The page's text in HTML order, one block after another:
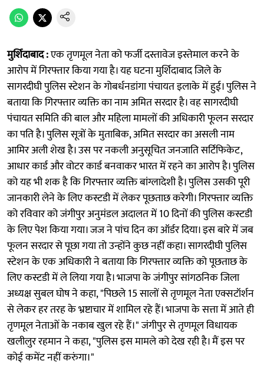
मुर्शिदाबाद :एक तृणमूल नेता को फर्जी दस्तावेज इस्तेमाल करने के
आरोप में गिरफ्तार किया गया है। यह घटना मुर्शिदाबाद जिले के
सागरदीघी पुलिस स्टेशन के गोबर्धनडांगा पंचायत इलाके में हुई। पुलिस ने
बताया कि गिरफ्तार व्यक्ति का नाम अमित सरदार है। वह सागरदीघी
पंचायत समिति की बाल और महिला मामलों की अधिकारी फूलन सरदार
का पति है। पुलिस सूत्रों के मुताबिक, अमित सरदार का असली नाम
आमिर अली शेख है। उस पर नकली अनुसूचित जनजाति सर्टिफिकेट,
आधार कार्ड और वोटर कार्ड बनवाकर भारत में रहने का आरोप है। पुलिस
को यह भी शक है कि गिरफ्तार व्यक्ति बांग्लादेशी है। पुलिस उसकी पूरी
जानकारी लेने के लिए कस्टडी में लेकर पूछताछ करेगी। गिरफ्तार व्यक्ति
को रविवार को जंगीपुर अनुमंडल अदालत में 10 दिनों की पुलिस कस्टडी
के लिए पेश किया गया। जज ने पांच दिन का ऑर्डर दिया। इस बारे में जब
फूलन सरदार से पूछा गया तो उन्होंने कुछ नहीं कहा। सागरदीघी पुलिस
स्टेशन के एक अधिकारी ने बताया कि गिरफ्तार व्यक्ति को पूछताछ के
लिए कस्टडी में ले लिया गया है। भाजपा के जंगीपुर सांगठनिक जिला
अध्यक्ष सुबल घोष ने कहा, "पिछले 15 सालों से तृणमूल नेता एक्सटॉर्शन
से लेकर हर तरह के भ्रष्टाचार में शामिल रहे हैं। भाजपा के सत्ता में आते ही
तृणमूल नेताओं के नकाब खुल रहे हैं।" जंगीपुर से तृणमूल विधायक
खलीलुर रहमान ने कहा, "पुलिस इस मामले को देख रही है। मैं इस पर
कोई कमेंट नहीं करुंगा।"